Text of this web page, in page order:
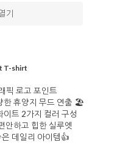
기
T-shirt
픽 로고 포인트
한 휴양지 무드 연출 🏖️
이트 2가지 컬러 구성
안하고 힙한 실루엣
데일리 아이템👍